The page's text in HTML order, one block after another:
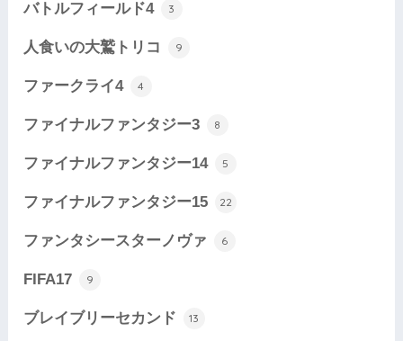
バトルフィールド4 3
人食いの大鷲トリコ 9
ファークライ4 4
ファイナルファンタジー3 8
ファイナルファンタジー14 5
ファイナルファンタジー15 22
ファンタシースターノヴァ 6
FIFA17 9
ブレイブリーセカンド 13